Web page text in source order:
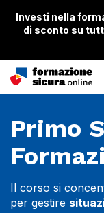
Investi nella
di sconto su
Primo
Il corso si
per gestire